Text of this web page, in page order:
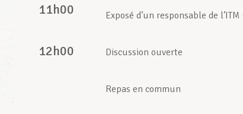
11h00
12h00
Exposé d’un responsable de
Discussion ouverte
Repas en commun